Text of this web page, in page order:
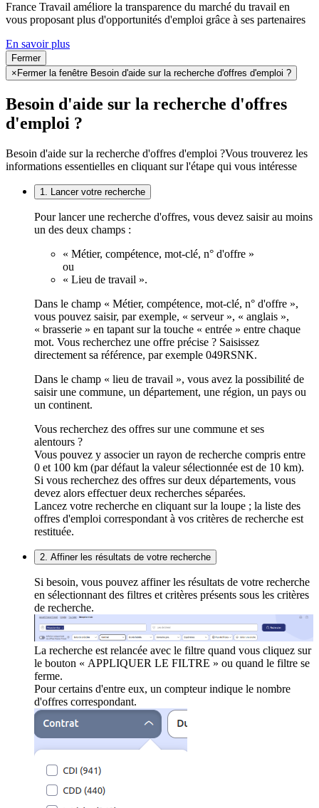
France Travail améliore la transparence du marché du travail en
vous proposant plus d'opportunités d'emploi grâce à ses partenaires
En savoir plus
Fermer
× Fermer la fenêtre Besoin d'aide sur la recherche d'offres d'emploi ?
Besoin d'aide sur la recherche d'offres
d'emploi ?
Besoin d'aide sur la recherche d'offres d'emploi ?Vous trouverez les
informations essentielles en cliquant sur l'étape qui vous intéresse
1. Lancer votre recherche
Pour lancer une recherche d'offres, vous devez saisir au moins
un des deux champs :
« Métier, compétence, mot-clé, n° d'offre »
ou
« Lieu de travail ».
Dans le champ « Métier, compétence, mot-clé, n° d'offre »,
vous pouvez saisir, par exemple, « serveur », « anglais »,
« brasserie » en tapant sur la touche « entrée » entre chaque
mot. Vous recherchez une offre précise ? Saisissez
directement sa référence, par exemple 049RSNK.
Dans le champ « lieu de travail », vous avez la possibilité de
saisir une commune, un département, une région, un pays ou
un continent.
Vous recherchez des offres sur une commune et ses
alentours ?
Vous pouvez y associer un rayon de recherche compris entre
0 et 100 km (par défaut la valeur sélectionnée est de 10 km).
Si vous recherchez des offres sur deux départements, vous
devez alors effectuer deux recherches séparées.
Lancez votre recherche en cliquant sur la loupe ; la liste des
offres d'emploi correspondant à vos critères de recherche est
restituée.
2. Affiner les résultats de votre recherche
Si besoin, vous pouvez affiner les résultats de votre recherche
en sélectionnant des filtres et critères présents sous les critères
de recherche.
La recherche est relancée avec le filtre quand vous cliquez sur
le bouton « APPLIQUER LE FILTRE » ou quand le filtre se
ferme.
Pour certains d'entre eux, un compteur indique le nombre
d'offres correspondant.